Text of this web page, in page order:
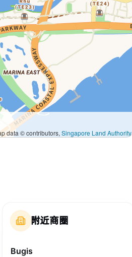
data © contributors, Singapore Land Authority
附近商圈
Bugis